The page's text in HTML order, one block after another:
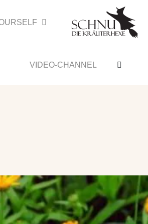
VIDEO-CHANNEL